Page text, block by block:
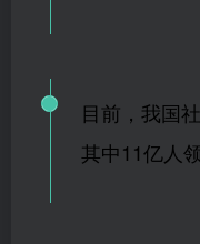
目前，我国
其中11亿人